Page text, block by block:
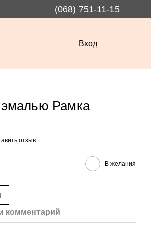
(068) 751-11-15
Вход
эмалью Рамка
отзыв
В желания
комментарий